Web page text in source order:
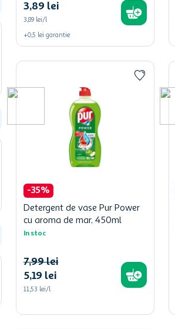
3,89 lei
3,89 lei/l
+0,5 lei garantie
-35%
Detergent de vase Pur Power
cu aroma de mar, 450ml
In stoc
5,19 lei
7,99 lei
11,53 lei/l